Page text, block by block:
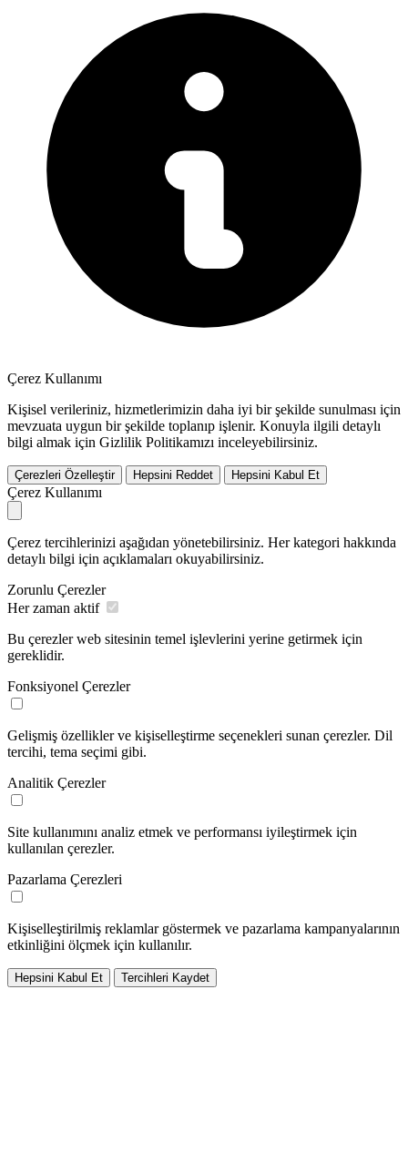
Çerez Kullanımı
Kişisel verileriniz, hizmetlerimizin daha iyi bir şekilde sunulması için
mevzuata uygun bir şekilde toplanıp işlenir. Konuyla ilgili detaylı
bilgi almak için Gizlilik Politikamızı inceleyebilirsiniz.
Çerezleri Özelleştir Hepsini Reddet Hepsini Kabul Et
Çerez Kullanımı
Çerez tercihlerinizi aşağıdan yönetebilirsiniz. Her kategori hakkında
detaylı bilgi için açıklamaları okuyabilirsiniz.
Zorunlu Çerezler
Her zaman aktif
Bu çerezler web sitesinin temel işlevlerini yerine getirmek için
gereklidir.
Fonksiyonel Çerezler
Gelişmiş özellikler ve kişiselleştirme seçenekleri sunan çerezler. Dil
tercihi, tema seçimi gibi.
Analitik Çerezler
Site kullanımını analiz etmek ve performansı iyileştirmek için
kullanılan çerezler.
Pazarlama Çerezleri
Kişiselleştirilmiş reklamlar göstermek ve pazarlama kampanyalarının
etkinliğini ölçmek için kullanılır.
Hepsini Kabul Et Tercihleri Kaydet